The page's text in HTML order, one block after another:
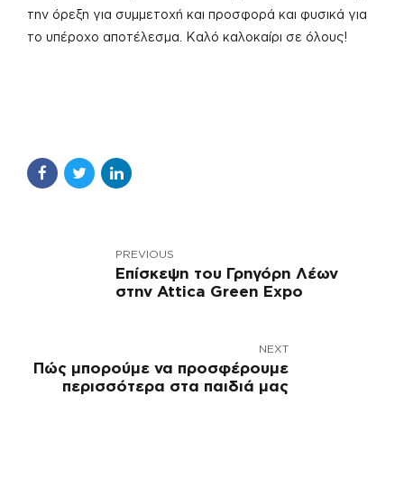
την όρεξη για συμμετοχή και προσφορά και φυσικά για
το υπέροχο αποτέλεσμα. Καλό καλοκαίρι σε όλους!
PREVIOUS
Επίσκεψη του Γρηγόρη Λέων
στην Attica Green Expo
NEXT
Πώς μπορούμε να προσφέρουμε
περισσότερα στα παιδιά μας